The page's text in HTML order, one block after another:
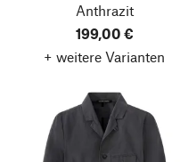
Anthrazit
199,00 €
+ weitere Varianten